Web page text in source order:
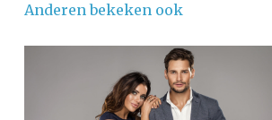
Anderen bekeken ook